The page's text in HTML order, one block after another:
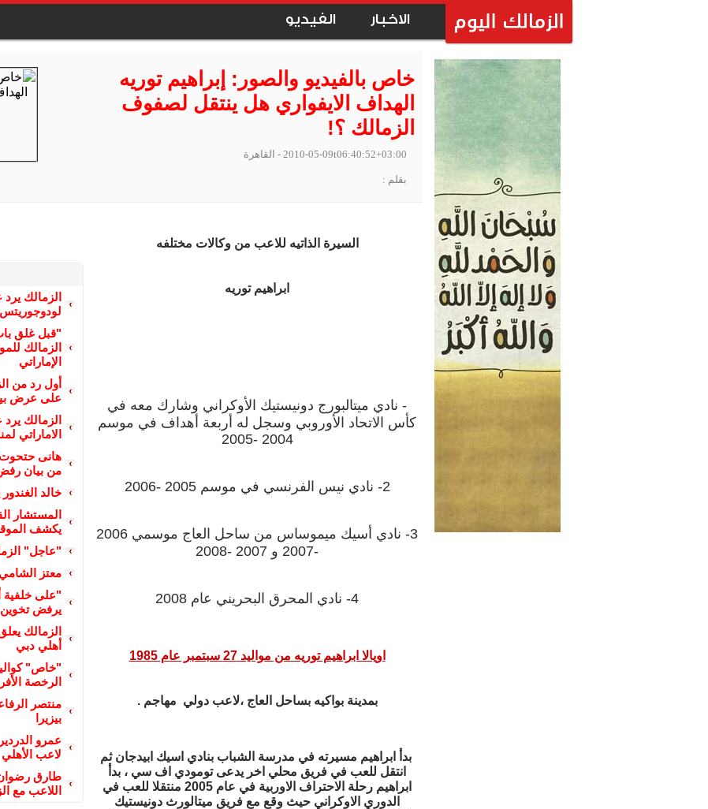
الاخبار الفيديو
خاص بالفيديو والصور: إبراهيم توريه
الهداف الايفواري هل ينتقل لصفوف
الزمالك ؟!
2010-05-09t06:40:52+03:00 - القاهرة
بقلم :
الزمالك
"قبل غلق
الزمالك
الإماراتي
أول رد من
على عرض
الزمالك
الاماراتي
هانى
من بيان رفض
خالد
المستشار
يكشف
"عاجل"
معتز
"على خلفية
يرفض تخوين
الزمالك
أهلي دبي
"خاص"
الرخصة
منتصر
بيزيرا
عمرو
لاعب الأهلي
طارق
اللاعب مع
السيرة الذاتيه للاعب من وكالات مختلفه
ابراهيم توريه
- نادي ميتالبورج دونيستيك الأوكراني وشارك معه في
كأس الاتحاد الأوروبي وسجل له أربعة أهداف في موسم
2004 -2005‏
2- نادي نيس الفرنسي في موسم 2005 -2006‏
3- نادي أسيك ميموساس من ساحل العاج موسمي 2006
-2007 و 2007 -2008‏
4- نادي المحرق البحريني عام 2008‏
اويالا ابراهيم توريه من مواليد 27 سبتمبر عام 1985
بمدينة بواكيه بساحل العاج ،لاعب دولي مهاجم .
بدأ ابراهيم مسيرته في مدرسة الشباب بنادي اسيك ابيدجان ثم
انتقل للعب في فريق محلي اخر يدعى تومودي اف سي ، بدأ
ابراهيم رحلة الاحتراف الاوربية في عام 2005 منتقلا للعب في
الدوري الاوكراني حيث وقع مع فريق ميتالورث دونيستيك